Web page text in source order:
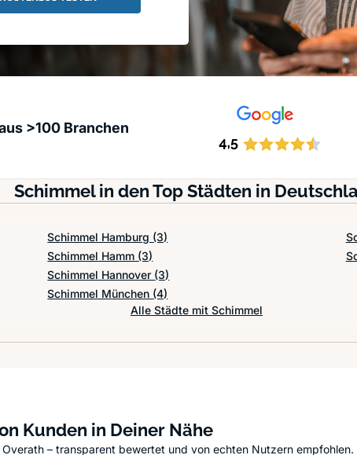
>100 Branchen
Schimmel in den Top Städten in
Schimmel Hamburg (3)
Schimmel Hamm (3)
Schimmel Hannover (3)
Schimmel München (4)
Alle Städte mit Schimmel
Kunden in Deiner Nähe
– transparent bewertet und von echten Nutzern